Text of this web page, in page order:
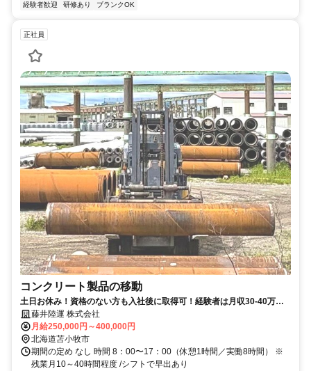
経験者歓迎
研修あり ブランクOK
正社員
コンクリート製品の移動
土日お休み！資格のない方も入社後に取得可！経験者は月収30-40万
円〜！
藤井陸運 株式会社
月給250,000円～400,000円
北海道苫小牧市
期間の定め なし 時間 8：00〜17：00（休憩1時間／実働8時間） ※
残業月10～40時間程度 /シフトで早出あり